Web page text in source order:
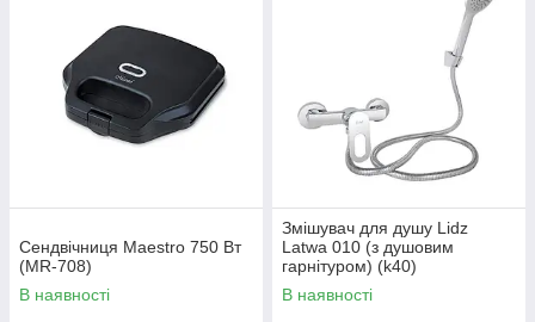
Сендвічниця Maestro 750 Вт
(MR-708)
В наявності
Змішувач для душу Lidz
Latwa 010 (з душовим
гарнітуром) (k40)
LDLAT010CRM45416 Chrome
В наявності